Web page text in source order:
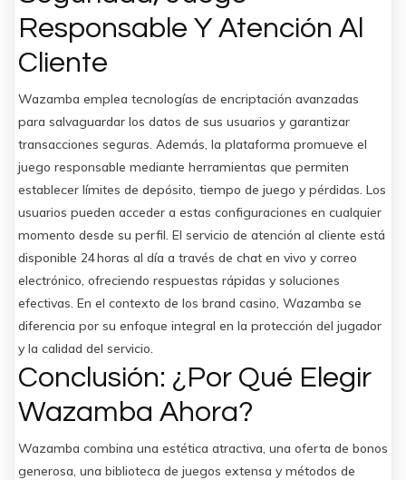
Responsable Y Atención Al
Cliente
Wazamba emplea tecnologías de encriptación avanzadas
para salvaguardar los datos de sus usuarios y garantizar
transacciones seguras. Además, la plataforma promueve el
juego responsable mediante herramientas que permiten
establecer límites de depósito, tiempo de juego y pérdidas. Los
usuarios pueden acceder a estas configuraciones en cualquier
momento desde su perfil. El servicio de atención al cliente está
disponible 24 horas al día a través de chat en vivo y correo
electrónico, ofreciendo respuestas rápidas y soluciones
efectivas. En el contexto de los brand casino, Wazamba se
diferencia por su enfoque integral en la protección del jugador
y la calidad del servicio.
Conclusión: ¿Por Qué Elegir
Wazamba Ahora?
Wazamba combina una estética atractiva, una oferta de bonos
generosa, una biblioteca de juegos extensa y métodos de